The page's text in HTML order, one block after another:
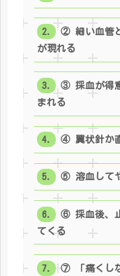
② 細い血管
が現れる
③ 採血が得
まれる
④ 翼状針か
⑤ 溶血して
⑥ 採血後、
てくる
⑦ 「痛くし